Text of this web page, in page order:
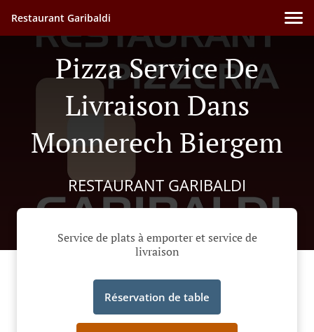
Restaurant Garibaldi
Pizza Service De
Livraison Dans
Monnerech Biergem
RESTAURANT GARIBALDI
Service de plats à emporter et service de
livraison
Réservation de table